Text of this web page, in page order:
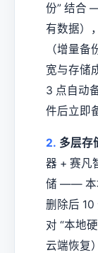
份” 结合
有数据）
（增量
宽与存储
3 点自动
件后立即
2. 多层存
器 + 赛凡
储 —— 本
删除后
对 “本地
云端恢复